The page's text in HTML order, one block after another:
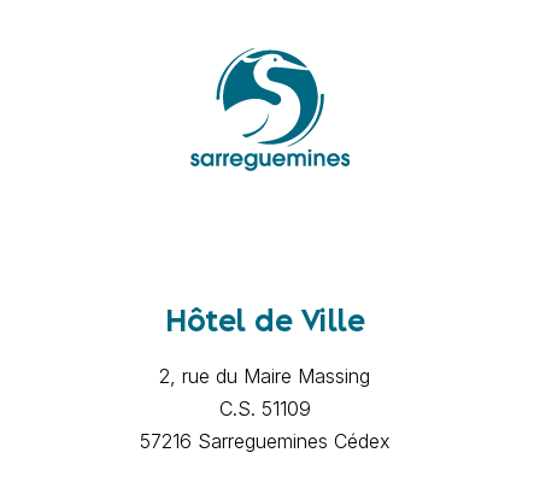
Hôtel de Ville
2, rue du Maire Massing
C.S. 51109
57216 Sarreguemines Cédex